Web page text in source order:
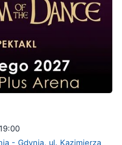
- Gdynia, ul. Kazimierza